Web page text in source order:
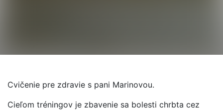
Cvičenie pre zdravie s pani Marinovou.
Cieľom tréningov je zbavenie sa bolesti chrbta cez